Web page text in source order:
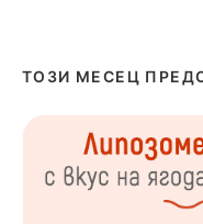
ТОЗИ МЕСЕЦ